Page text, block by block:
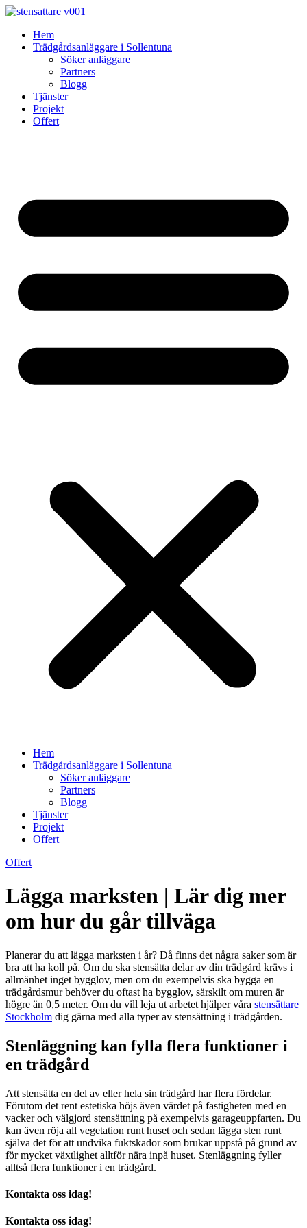
Skip
contentHem
Trädgårdsanläggare i Sollentuna
Söker anläggare
Partners
Blogg
Tjänster
Projekt
Offert
Hem
Trädgårdsanläggare i Sollentuna
Söker anläggare
Partners
Blogg
Tjänster
Projekt
Offert
Offert
Lägga marksten | Lär dig mer
om hur du går tillväga
Planerar du att lägga marksten i år? Då finns det några saker som är
bra att ha koll på. Om du ska stensätta delar av din trädgård krävs i
allmänhet inget bygglov, men om du exempelvis ska bygga en
trädgårdsmur behöver du oftast ha bygglov, särskilt om muren är
högre än 0,5 meter. Om du vill leja ut arbetet hjälper våra stensättare
Stockholm dig gärna med alla typer av stensättning i trädgården.
Stenläggning kan fylla flera funktioner i
en trädgård
Att stensätta en del av eller hela sin trädgård har flera fördelar.
Förutom det rent estetiska höjs även värdet på fastigheten med en
vacker och välgjord stensättning på exempelvis garageuppfarten. Du
kan även röja all vegetation runt huset och sedan lägga sten runt
själva det för att undvika fuktskador som brukar uppstå på grund av
för mycket växtlighet alltför nära inpå huset. Stenläggning fyller
alltså flera funktioner i en trädgård.
Kontakta oss idag!
Kontakta oss idag!